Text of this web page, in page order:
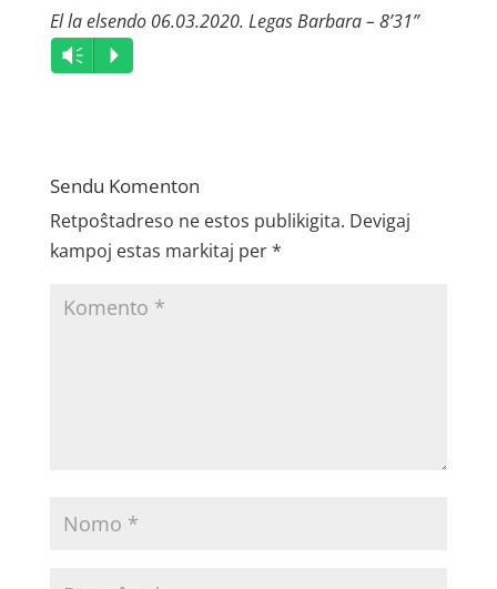
El la elsendo 06.03.2020. Legas Barbara – 8’31”
Audio
Player
Vm P
Sendu Komenton
Retpoŝtadreso ne estos publikigita. Devigaj
kampoj estas markitaj per*